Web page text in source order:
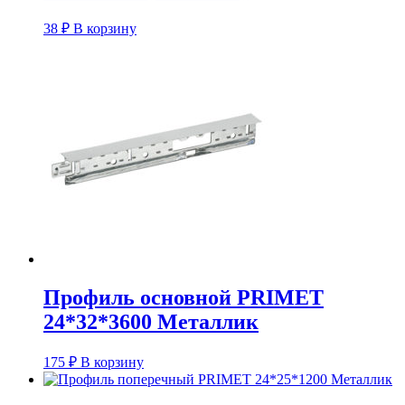
38 ₽ В корзину
Профиль основной PRIMET
24*32*3600 Металлик
175 ₽ В корзину